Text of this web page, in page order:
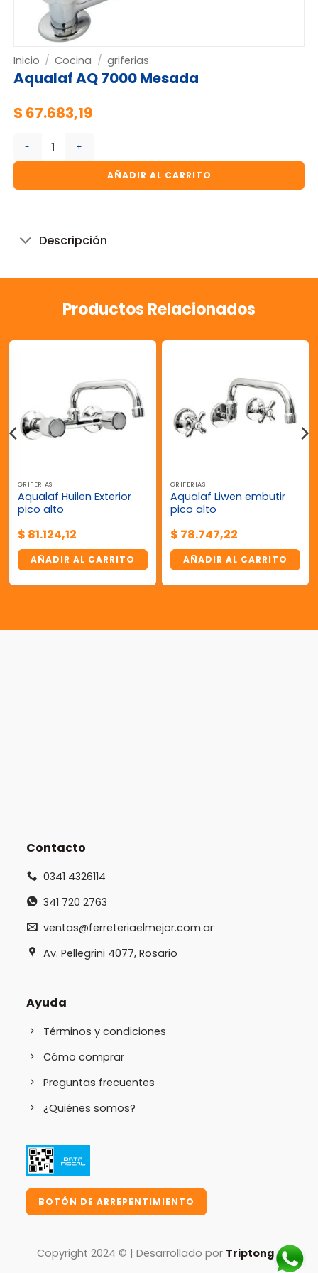
Inicio / Cocina / griferias
Aqualaf AQ 7000 Mesada
$ 67.683,19
Aqualaf AQ 7000 Mesada cantidad
AÑADIR AL CARRITO
Descripción
Productos Relacionados
GRIFERIAS
Aqualaf Huilen Exterior
pico alto
$ 81.124,12
AÑADIR AL CARRITO
GRIFERIAS
Aqualaf Liwen embutir
pico alto
$ 78.747,22
AÑADIR AL CARRITO
Contacto
0341 4326114
341 720 2763
ventas@ferreteriaelmejor.com.ar
Av. Pellegrini 4077, Rosario
Ayuda
Términos y condiciones
Cómo comprar
Preguntas frecuentes
¿Quiénes somos?
BOTÓN DE ARREPENTIMIENTO
Copyright 2024 © | Desarrollado por Triptongo